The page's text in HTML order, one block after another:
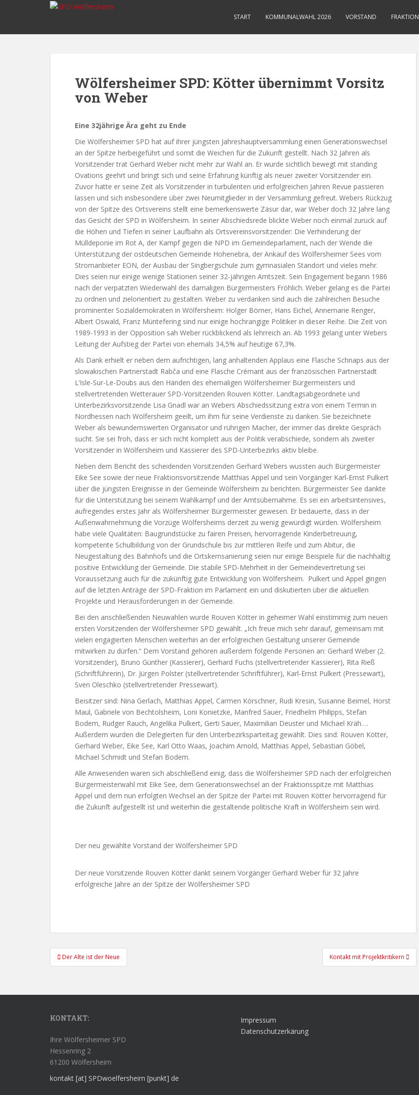
START KOMMUNALWAHL 2026 VORSTAND FRAKTION
Wölfersheimer SPD: Kötter übernimmt Vorsitz
von Weber
Eine 32jährige Ära geht zu Ende
Die Wölfersheimer SPD hat auf ihrer jüngsten Jahreshauptversammlung einen Generationswechsel
an der Spitze herbeigeführt und somit die Weichen für die Zukunft gestellt. Nach 32 Jahren als
Vorsitzender trat Gerhard Weber nicht mehr zur Wahl an. Er wurde sichtlich bewegt mit standing
Ovations geehrt und bringt sich und seine Erfahrung künftig als neuer zweiter Vorsitzender ein.
Zuvor hatte er seine Zeit als Vorsitzender in turbulenten und erfolgreichen Jahren Revue passieren
lassen und sich insbesondere über zwei Neumitglieder in der Versammlung gefreut. Webers Rückzug
von der Spitze des Ortsvereins stellt eine bemerkenswerte Zäsur dar, war Weber doch 32 Jahre lang
das Gesicht der SPD in Wölfersheim. In seiner Abschiedsrede blickte Weber noch einmal zurück auf
die Höhen und Tiefen in seiner Laufbahn als Ortsvereinsvorsitzender: Die Verhinderung der
Mülldeponie im Rot A, der Kampf gegen die NPD im Gemeindeparlament, nach der Wende die
Unterstützung der ostdeutschen Gemeinde Hohenebra, der Ankauf des Wölfersheimer Sees vom
Stromanbieter EON, der Ausbau der Singbergschule zum gymnasialen Standort und vieles mehr.
Dies seien nur einige wenige Stationen seiner 32-jährigen Amtszeit. Sein Engagement begann 1986
nach der verpatzten Wiederwahl des damaligen Bürgermeisters Fröhlich. Weber gelang es die Partei
zu ordnen und zielorientiert zu gestalten. Weber zu verdanken sind auch die zahlreichen Besuche
prominenter Sozialdemokraten in Wölfersheim: Holger Börner, Hans Eichel, Annemarie Renger,
Albert Oswald, Franz Müntefering sind nur einige hochrangige Politiker in dieser Reihe. Die Zeit von
1989-1993 in der Opposition sah Weber rückblickend als lehrreich an. Ab 1993 gelang unter Webers
Leitung der Aufstieg der Partei von ehemals 34,5% auf heutige 67,3%.
Als Dank erhielt er neben dem aufrichtigen, lang anhaltenden Applaus eine Flasche Schnaps aus der
slowakischen Partnerstadt Rabča und eine Flasche Crémant aus der französischen Partnerstadt
L‘Isle-Sur-Le-Doubs aus den Händen des ehemaligen Wölfersheimer Bürgermeisters und
stellvertretenden Wetterauer SPD-Vorsitzenden Rouven Kötter. Landtagsabgeordnete und
Unterbezirksvorsitzende Lisa Gnadl war an Webers Abschiedssitzung extra von einem Termin in
Nordhessen nach Wölfersheim geeilt, um ihm für seine Verdienste zu danken. Sie bezeichnete
Weber als bewundernswerten Organisator und rührigen Macher, der immer das direkte Gespräch
sucht. Sie sei froh, dass er sich nicht komplett aus der Politik verabschiede, sondern als zweiter
Vorsitzender in Wölfersheim und Kassierer des SPD-Unterbezirks aktiv bleibe.
Neben dem Bericht des scheidenden Vorsitzenden Gerhard Webers wussten auch Bürgermeister
Eike See sowie der neue Fraktionsvorsitzende Matthias Appel und sein Vorgänger Karl-Ernst Pulkert
über die jüngsten Ereignisse in der Gemeinde Wölfersheim zu berichten. Bürgermeister See dankte
für die Unterstützung bei seinem Wahlkampf und der Amtsübernahme. Es sei ein arbeitsintensives,
aufregendes erstes Jahr als Wölfersheimer Bürgermeister gewesen. Er bedauerte, dass in der
Außenwahrnehmung die Vorzüge Wölfersheims derzeit zu wenig gewürdigt würden. Wölfersheim
habe viele Qualitäten: Baugrundstücke zu fairen Preisen, hervorragende Kinderbetreuung,
kompetente Schulbildung von der Grundschule bis zur mittleren Reife und zum Abitur, die
Neugestaltung des Bahnhofs und die Ortskernsanierung seien nur einige Beispiele für die nachhaltig
positive Entwicklung der Gemeinde. Die stabile SPD-Mehrheit in der Gemeindevertretung sei
Voraussetzung auch für die zukünftig gute Entwicklung von Wölfersheim. Pulkert und Appel gingen
auf die letzten Anträge der SPD-Fraktion im Parlament ein und diskutierten über die aktuellen
Projekte und Herausforderungen in der Gemeinde.
Bei den anschließenden Neuwahlen wurde Rouven Kötter in geheimer Wahl einstimmig zum neuen
ersten Vorsitzenden der Wölfersheimer SPD gewählt. „Ich freue mich sehr darauf, gemeinsam mit
vielen engagierten Menschen weiterhin an der erfolgreichen Gestaltung unserer Gemeinde
mitwirken zu dürfen.“ Dem Vorstand gehören außerdem folgende Personen an: Gerhard Weber (2.
Vorsitzender), Bruno Günther (Kassierer), Gerhard Fuchs (stellvertretender Kassierer), Rita Rieß
(Schriftführerin), Dr. Jürgen Polster (stellvertretender Schriftführer), Karl-Ernst Pulkert (Pressewart),
Sven Oleschko (stellvertretender Pressewart).
Beisitzer sind: Nina Gerlach, Matthias Appel, Carmen Körschner, Rudi Kresin, Susanne Beimel, Horst
Maul, Gabriele von Bechtolsheim, Loni Konietzke, Manfred Sauer, Friedhelm Philipps, Stefan
Bodem, Rudger Rauch, Angelika Pulkert, Gerti Sauer, Maximilian Deuster und Michael Kräh….
Außerdem wurden die Delegierten für den Unterbezirksparteitag gewählt. Dies sind: Rouven Kötter,
Gerhard Weber, Eike See, Karl Otto Waas, Joachim Arnold, Matthias Appel, Sebastian Göbel,
Michael Schmidt und Stefan Bodem.
Alle Anwesenden waren sich abschließend einig, dass die Wölfersheimer SPD nach der erfolgreichen
Bürgermeisterwahl mit Eike See, dem Generationswechsel an der Fraktionsspitze mit Matthias
Appel und dem nun erfolgten Wechsel an der Spitze der Partei mit Rouven Kötter hervorragend für
die Zukunft aufgestellt ist und weiterhin die gestaltende politische Kraft in Wölfersheim sein wird.
Der neu gewählte Vorstand der Wölfersheimer SPD
Der neue Vorsitzende Rouven Kötter dankt seinem Vorgänger Gerhard Weber für 32 Jahre
erfolgreiche Jahre an der Spitze der Wölfersheimer SPD
Beitragsnavigation
Der Alte ist der Neue Kontakt mit Projektkritikern
KONTAKT:
Ihre Wölfersheimer SPD
Hessenring 2
61200 Wölfersheim
kontakt [at] SPDwoelfersheim [punkt] de
Impressum
Datenschutzerkärung